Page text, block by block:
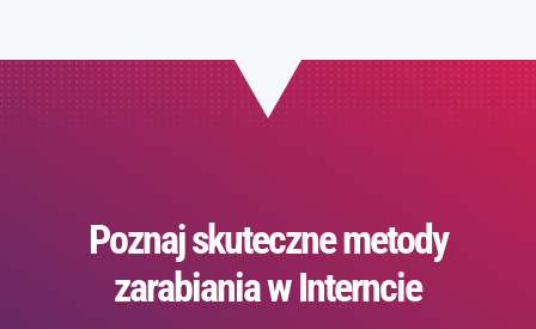
Poznaj skuteczne metody
zarabiania w Interncie